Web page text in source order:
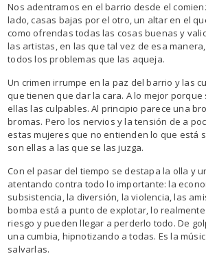
Nos adentramos en el barrio desde el
lado, casas bajas por el otro, un altar en el
como ofrendas todas las cosas buenas y
las artistas, en las que tal vez de esa
todos los problemas que las aqueja.
Un crimen irrumpe en la paz del barrio y las
que tienen que dar la cara. A lo mejor porque
ellas las culpables. Al principio parece una
bromas. Pero los nervios y la tensión de a
estas mujeres que no entienden lo que está
son ellas a las que se las juzga.
Con el pasar del tiempo se destapa la olla y
atentando contra todo lo importante: la
subsistencia, la diversión, la violencia, las
bomba está a punto de explotar, lo
riesgo y pueden llegar a perderlo todo. De
una cumbia, hipnotizando a todas. Es la
salvarlas.